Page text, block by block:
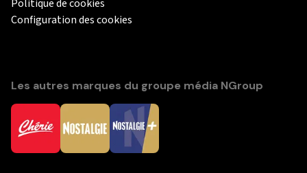
Politique de cookies
Configuration des cookies
Les autres marques du groupe média NGroup